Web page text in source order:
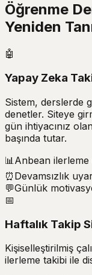
Öğrenme
Yeniden
🤖
Yapay Zeka
Sistem, derslerde
denetler. Siteye
gün ihtiyacınız
başında tutar.
📊 Anbean ilerleme
⏰ Devamsızlık
💬Günlük
📅
Haftalık Takip
Kişiselleştirilmiş
ilerleme takibi ile